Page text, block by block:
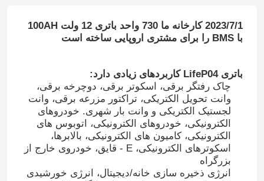
با BMS را برای مشتری اروپایی ساخته است
باتری LifeP04 کاربردهای زیادی دارد:
چاک رفتگر برقی، اسکوتر برقی، دوچرخه برقی،
وانت تحویل الکتریکی، تراکتور مزرعه برقی، وانت
لجستیک الکتریکی و وانت بار شهری. خودروهای
الکترونیکی، خودروهای الکترونیکی، اتوبوس های
الکترونیکی، کامیون های الکترونیکی، بالابرها،
اسکوترهای الکترونیکی، E - قایق، خودروی خارج از
بزرگراه
انرژی ذخیره سازی خانه/دیجیتال، انرژی خورشیدی